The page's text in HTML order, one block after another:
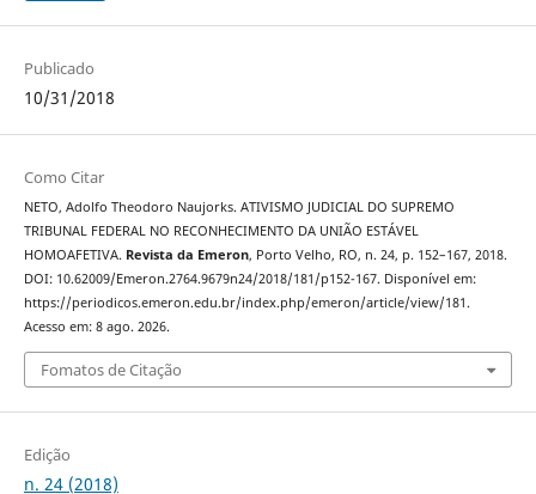
Publicado
10/31/2018
Como Citar
NETO, Adolfo Theodoro Naujorks. ATIVISMO JUDICIAL DO SUPREMO
TRIBUNAL FEDERAL NO RECONHECIMENTO DA UNIÃO ESTÁVEL
HOMOAFETIVA. Revista da Emeron, Porto Velho, RO, n. 24, p. 152–167, 2018.
DOI: 10.62009/Emeron.2764.9679n24/2018/181/p152-167. Disponível em:
https://periodicos.emeron.edu.br/index.php/emeron/article/view/181.
Acesso em: 8 ago. 2026.
Fomatos de Citação
Edição
n. 24 (2018)